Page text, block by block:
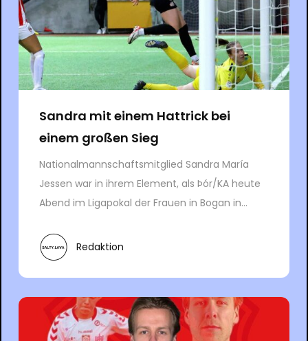
Sandra mit einem Hattrick bei
einem großen Sieg
Nationalmannschaftsmitglied Sandra María
Jessen war in ihrem Element, als Þór/KA heute
Abend im Ligapokal der Frauen in Bogan in...
Redaktion